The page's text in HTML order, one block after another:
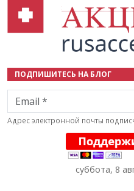
ПОДПИШИТЕСЬ НА БЛОГ
Email
Адрес электронной почты
суббота, 8